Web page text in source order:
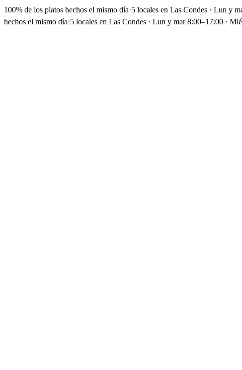
100% de los platos hechos el mismo día·5 locales en Las Condes · Lun y
hechos el mismo día·5 locales en Las Condes · Lun y mar 8:00–17:00 ·